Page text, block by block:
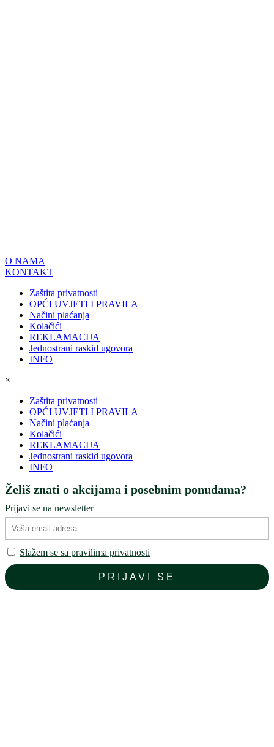
O NAMA
KONTAKT
Zaštita privatnosti
OPĆI UVJETI I PRAVILA
Načini plaćanja
Kolačići
REKLAMACIJA
Jednostrani raskid ugovora
INFO
×
Zaštita privatnosti
OPĆI UVJETI I PRAVILA
Načini plaćanja
Kolačići
REKLAMACIJA
Jednostrani raskid ugovora
INFO
Želiš znati o akcijama i posebnim ponudama?
Prijavi se na newsletter
Slažem se sa pravilima privatnosti